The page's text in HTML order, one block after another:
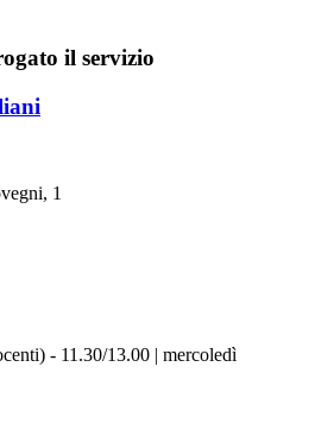
il servizio
1
- 11.30/13.00 | mercoledì